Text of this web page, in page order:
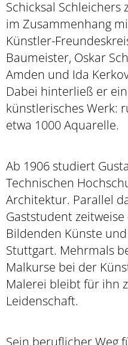
Schicksal Schleichers
im Zusammenhang
Künstler-
Baumeister, Oskar
Amden und Ida
Dabei hinterließ er
künstlerisches Werk:
etwa 1000 Aquarelle.
Ab 1906 studiert
Technischen
Architektur. Parallel
Gaststudent
Bildenden Künste
Stuttgart. Mehrmals
Malkurse bei der
Malerei bleibt für ihn
Leidenschaft.
Sein beruflicher Weg